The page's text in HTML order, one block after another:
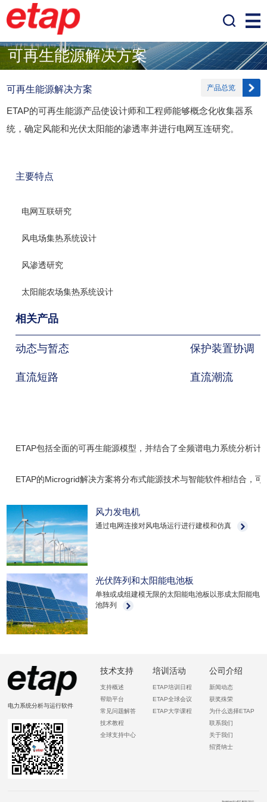
可再生能源解决方案
可再生能源解决方案 产品总览
ETAP的可再生能源产品使设计师和工程师能够概念化收集器系
统，确定风能和光伏太阳能的渗透率并进行电网互连研究。
主要特点
电网互联研究
风电场集热系统设计
风渗透研究
太阳能农场集热系统设计
相关产品
动态与暂态 保护装置协调
直流短路 直流潮流
ETAP包括全面的可再生能源模型，并结合了全频谱电力系统分析
ETAP的Microgrid解决方案将分布式能源技术与智能软件相结合，
风力发电机
通过电网连接对风电场运行进行建模和仿真
光伏阵列和太阳能电池板
单独或成组建模无限的太阳能电池板以形成太阳能电
池阵列
电力系统分析与运行软件
技术支持
支持概述
帮助平台
常见问题解答
技术教程
全球支持中心
培训活动
ETAP培训日程
ETAP全球会议
ETAP大学课程
公司介绍
新闻动态
获奖殊荣
为什么选择ETAP
联系我们
关于我们
招贤纳士